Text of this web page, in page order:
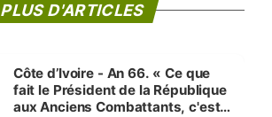
PLUS D'ARTICLES
Côte d’Ivoire - An 66. « Ce que
fait le Président de la République
aux Anciens Combattants, c'est